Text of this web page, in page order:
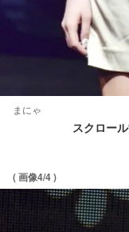
まにゃ
スクロー
( 画像4/4 )